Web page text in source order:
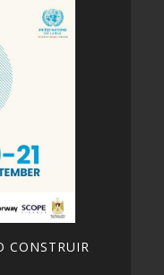
CONSTRUIR